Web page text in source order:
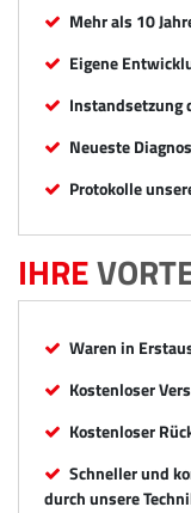
Mehr als 10
Eigene
Instandsetzung
Neueste
Protokolle
IHRE
Waren in
Kostenloser
Kostenloser
Schneller und
durch unsere